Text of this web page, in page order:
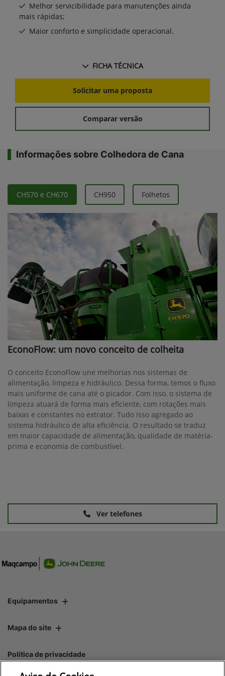
Melhor servicibilidade para manutenções ainda
mais rápidas;
Maior conforto e simplicidade operacional.
FICHA TÉCNICA
Solicitar uma proposta
Comparar versão
Informações sobre Colhedora de Cana
CH570 e CH670 CH950 Folhetos
EconoFlow: um novo conceito de colheita
O conceito EconoFlow une melhorias nos sistemas de
alimentação, limpeza e hidráulico. Dessa forma, temos o fluxo
mais uniforme de cana até o picador. Com isso, o sistema de
limpeza atuará de forma mais eficiente, com rotações mais
baixas e constantes no extrator. Tudo isso agregado ao
sistema hidráulico de alta eficiência. O resultado se traduz
em maior capacidade de alimentação, qualidade de matéria-
prima e economia de combustível.
Ver telefones
Equipamentos
Mapa do site
Política de privacidade